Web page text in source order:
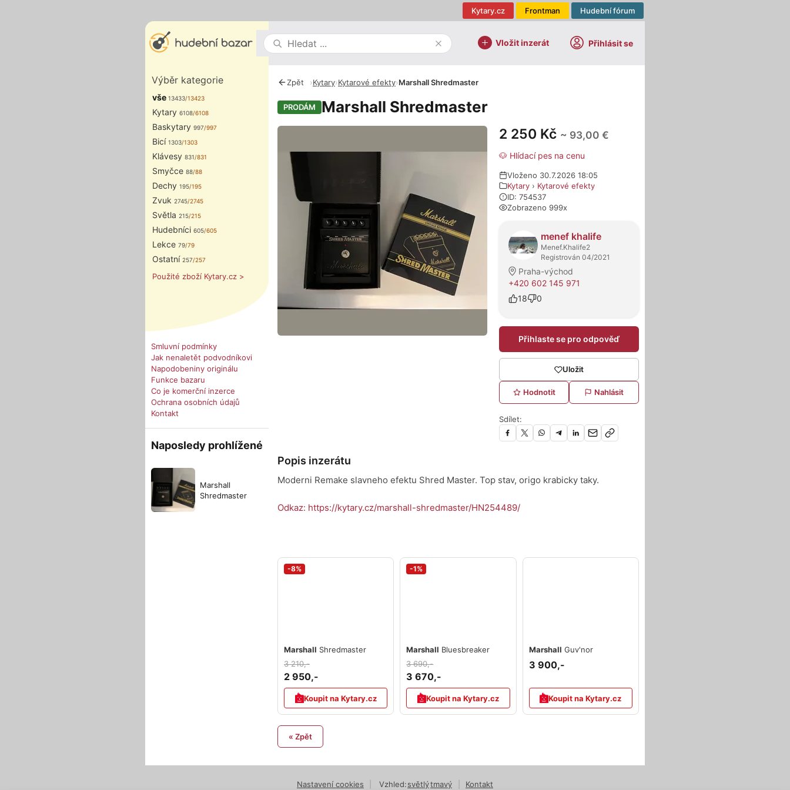
Hudební fórum
Frontman
Kytary.cz
Vložit inzerát Přihlásit se
Výběr kategorie
vše 13433/13423
Kytary 6108/6108
Baskytary 997/997
Bicí 1303/1303
Klávesy 831/831
Smyčce 88/88
Dechy 195/195
Zvuk 2745/2745
Světla 215/215
Hudebníci 605/605
Lekce 79/79
Ostatní 257/257
Použité zboží Kytary.cz >
Smluvní podmínky
Jak nenaletět podvodníkovi
Napodobeniny originálu
Funkce bazaru
Co je komerční inzerce
Ochrana osobních údajů
Kontakt
Naposledy prohlížené
Marshall
Shredmaster
Zpět ›Kytary›Kytarové efekty›Marshall Shredmaster
PRODÁM Marshall Shredmaster
Fotografie 2 250 Kč ~ 93,00 €
🐶 Hlídací pes na cenu
Vloženo 30.7.2026 18:05
Kytary › Kytarové efekty
ID: 754537
Zobrazeno 999x
menef khalife
Menef.Khalife2
Registrován 04/2021
Praha-východ
+420 602 145 971
18
0
Přihlaste se pro odpověď
Uložit
Hodnotit Nahlásit
Sdílet:
Popis inzerátu
Moderni Remake slavneho efektu Shred Master. Top stav, origo krabicky taky.
Odkaz: https://kytary.cz/marshall-shredmaster/HN254489/
-8%
Marshall Shredmaster
3 210,-
2 950,-
Koupit na Kytary.cz
-1%
Marshall Bluesbreaker
3 690,-
3 670,-
Koupit na Kytary.cz
Marshall Guv'nor
3 900,-
Koupit na Kytary.cz
« Zpět
Nastavení cookies Vzhled:světlýtmavý Kontakt